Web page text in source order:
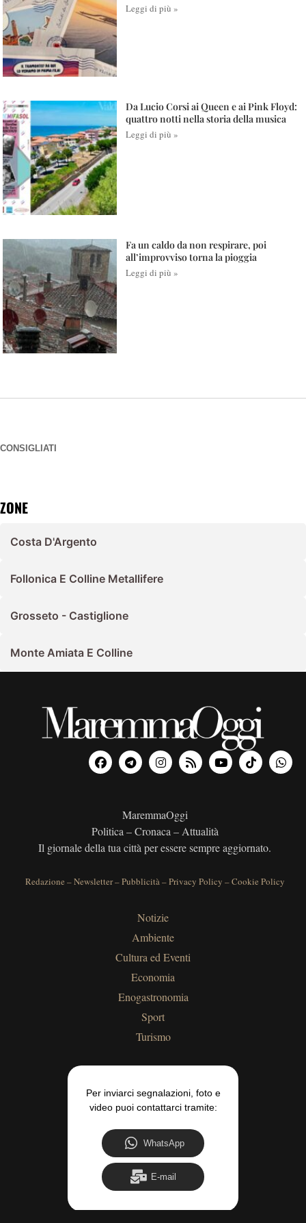
Leggi di più »
Da Lucio Corsi ai Queen e ai Pink Floyd:
quattro notti nella storia della musica
Leggi di più »
Fa un caldo da non respirare, poi
all’improvviso torna la pioggia
Leggi di più »
CONSIGLIATI
ZONE
Costa D'Argento
Follonica E Colline Metallifere
Grosseto - Castiglione
Monte Amiata E Colline
MaremmaOggi
Politica – Cronaca – Attualità
Il giornale della tua città per essere sempre aggiornato.
Redazione –Newsletter–Pubblicità–Privacy Policy –Cookie Policy
Notizie
Ambiente
Cultura ed Eventi
Economia
Enogastronomia
Sport
Turismo
Per inviarci segnalazioni, foto e
video puoi contattarci tramite:
WhatsApp
E-mail